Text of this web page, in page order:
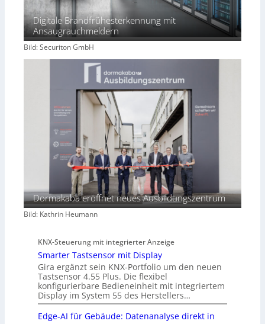
Digitale Brandfrühesterkennung mit
Ansaugrauchmeldern
Bild: Securiton GmbH
Dormakaba eröffnet neues Ausbildungszentrum
Bild: Kathrin Heumann
KNX-Steuerung mit integrierter Anzeige
Smarter Tastsensor mit Display
Gira ergänzt sein KNX-Portfolio um den neuen
Tastsensor 4.55 Plus. Die flexibel
konfigurierbare Bedieneinheit mit integriertem
Display im System 55 des Herstellers…
Edge-AI für Gebäude: Datenanalyse direkt in